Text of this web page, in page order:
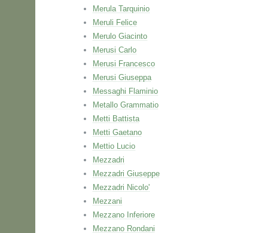
Merula Tarquinio
Meruli Felice
Merulo Giacinto
Merusi Carlo
Merusi Francesco
Merusi Giuseppa
Messaghi Flaminio
Metallo Grammatio
Metti Battista
Metti Gaetano
Mettio Lucio
Mezzadri
Mezzadri Giuseppe
Mezzadri Nicolo'
Mezzani
Mezzano Inferiore
Mezzano Rondani